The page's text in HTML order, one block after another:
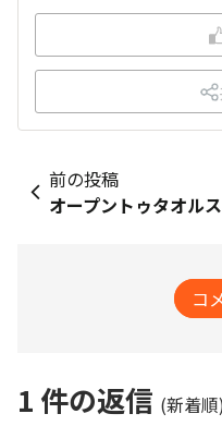
前の投稿
コ
1 件の返信 (新着